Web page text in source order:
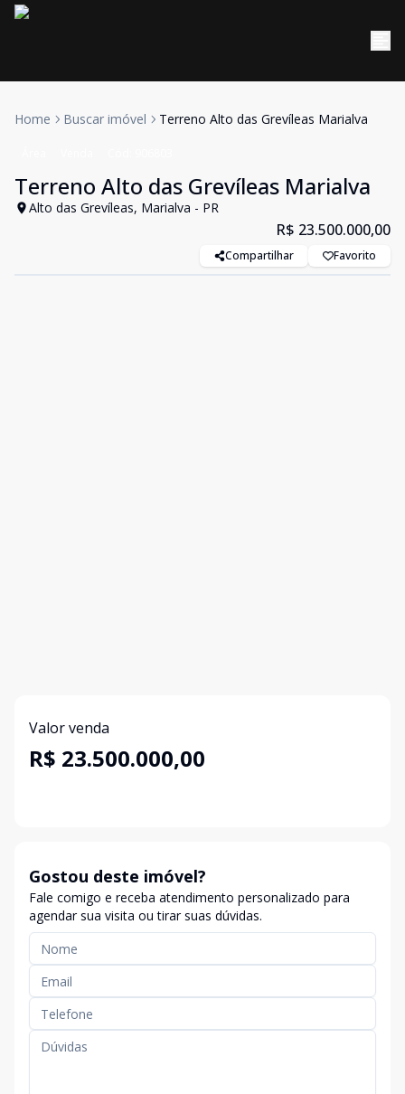
Home Buscar imóvel Terreno Alto das Grevíleas Marialva
Terreno Alto das Grevíleas Marialva
Alto das Grevíleas, Marialva - PR
R$ 23.500.000,00
Compartilhar Favorito
Valor venda
R$ 23.500.000,00
Gostou deste imóvel?
Fale comigo e receba atendimento personalizado para
agendar sua visita ou tirar suas dúvidas.